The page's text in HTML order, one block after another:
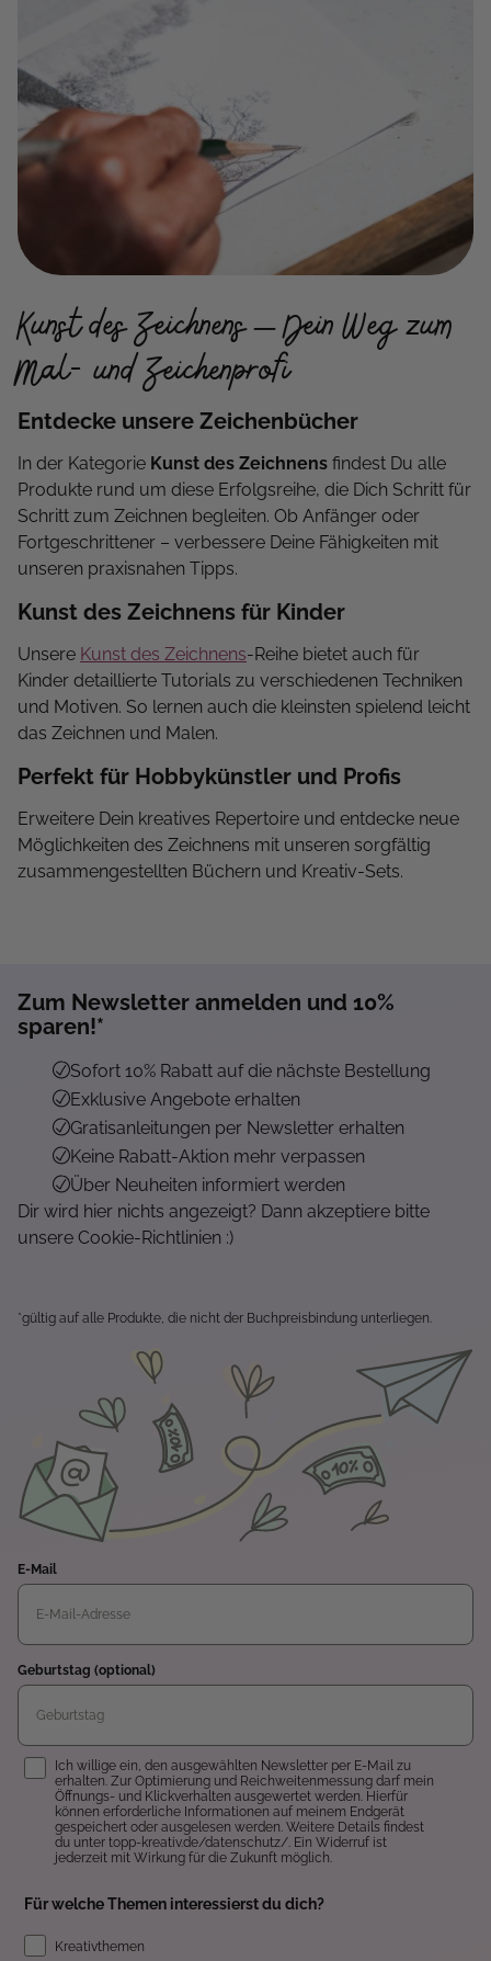
Kunst des Zeichnens – Dein Weg zum
Mal- und Zeichenprofi
Entdecke unsere Zeichenbücher
In der Kategorie Kunst des Zeichnens findest Du alle
Produkte rund um diese Erfolgsreihe, die Dich Schritt für
Schritt zum Zeichnen begleiten. Ob Anfänger oder
Fortgeschrittener – verbessere Deine Fähigkeiten mit
unseren praxisnahen Tipps.
Kunst des Zeichnens für Kinder
Unsere Kunst des Zeichnens-Reihe bietet auch für
Kinder detaillierte Tutorials zu verschiedenen Techniken
und Motiven. So lernen auch die kleinsten spielend leicht
das Zeichnen und Malen.
Perfekt für Hobbykünstler und Profis
Erweitere Dein kreatives Repertoire und entdecke neue
Möglichkeiten des Zeichnens mit unseren sorgfältig
zusammengestellten Büchern und Kreativ-Sets.
Zum Newsletter anmelden und 10%
sparen!*
Sofort 10% Rabatt auf die nächste Bestellung
Exklusive Angebote erhalten
Gratisanleitungen per Newsletter erhalten
Keine Rabatt-Aktion mehr verpassen
Über Neuheiten informiert werden
Dir wird hier nichts angezeigt? Dann akzeptiere bitte
unsere Cookie-Richtlinien :)
*gültig auf alle Produkte, die nicht der Buchpreisbindung unterliegen.
E-Mail
Geburtstag (optional)
Einwilligung
Ich willige ein, den ausgewählten Newsletter per E-Mail zu
erhalten. Zur Optimierung und Reichweitenmessung darf mein
Öffnungs- und Klickverhalten ausgewertet werden. Hierfür
können erforderliche Informationen auf meinem Endgerät
gespeichert oder ausgelesen werden. Weitere Details findest
du unter topp-kreativ.de/datenschutz/. Ein Widerruf ist
jederzeit mit Wirkung für die Zukunft möglich.
Für welche Themen interessierst du dich?
Kreativthemen